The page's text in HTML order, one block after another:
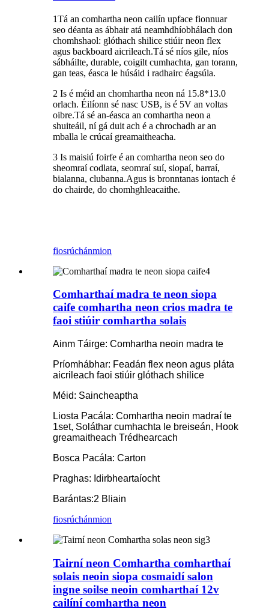
1Tá an comhartha neon cailín upface fionnuar
seo déanta as ábhair atá neamhdhíobhálach don
chomhshaol: glóthach shilice stiúir neon flex
agus backboard aicrileach.Tá sé níos gile, níos
sábháilte, durable, coigilt cumhachta, gan torann,
gan teas, éasca le húsáid i radhairc éagsúla.
2 Is é méid an chomhartha neon ná 15.8*13.0
orlach. Éilíonn sé nasc USB, is é 5V an voltas
oibre.Tá sé an-éasca an comhartha neon a
shuiteáil, ní gá duit ach é a chrochadh ar an
mballa le crúcaí greamaitheacha.
3 Is maisiú foirfe é an comhartha neon seo do
sheomraí codlata, seomraí suí, siopaí, barraí,
bialanna, clubanna.Agus is bronntanas iontach é
do chairde, do chomhghleacaithe.
fiosrúchánmion
Comharthaí madra te neon siopa
caife comhartha neon crios madra te
faoi stiúir comhartha solais
Ainm Táirge: Comhartha neoin madra te
Príomhábhar: Feadán flex neon agus pláta
aicrileach faoi stiúir glóthach shilice
Méid: Saincheaptha
Liosta Pacála: Comhartha neoin madraí te
1set, Soláthar cumhachta le breiseán, Hook
greamaitheach Trédhearcach
Bosca Pacála: Carton
Praghas: Idirbheartaíocht
Barántas:2 Bliain
fiosrúchánmion
Tairní neon Comhartha comharthaí
solais neoin siopa cosmaidí salon
ingne soilse neoin comharthaí 12v
cailíní comhartha neon